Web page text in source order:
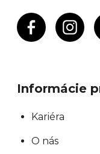
Informácie
Kariéra
O nás